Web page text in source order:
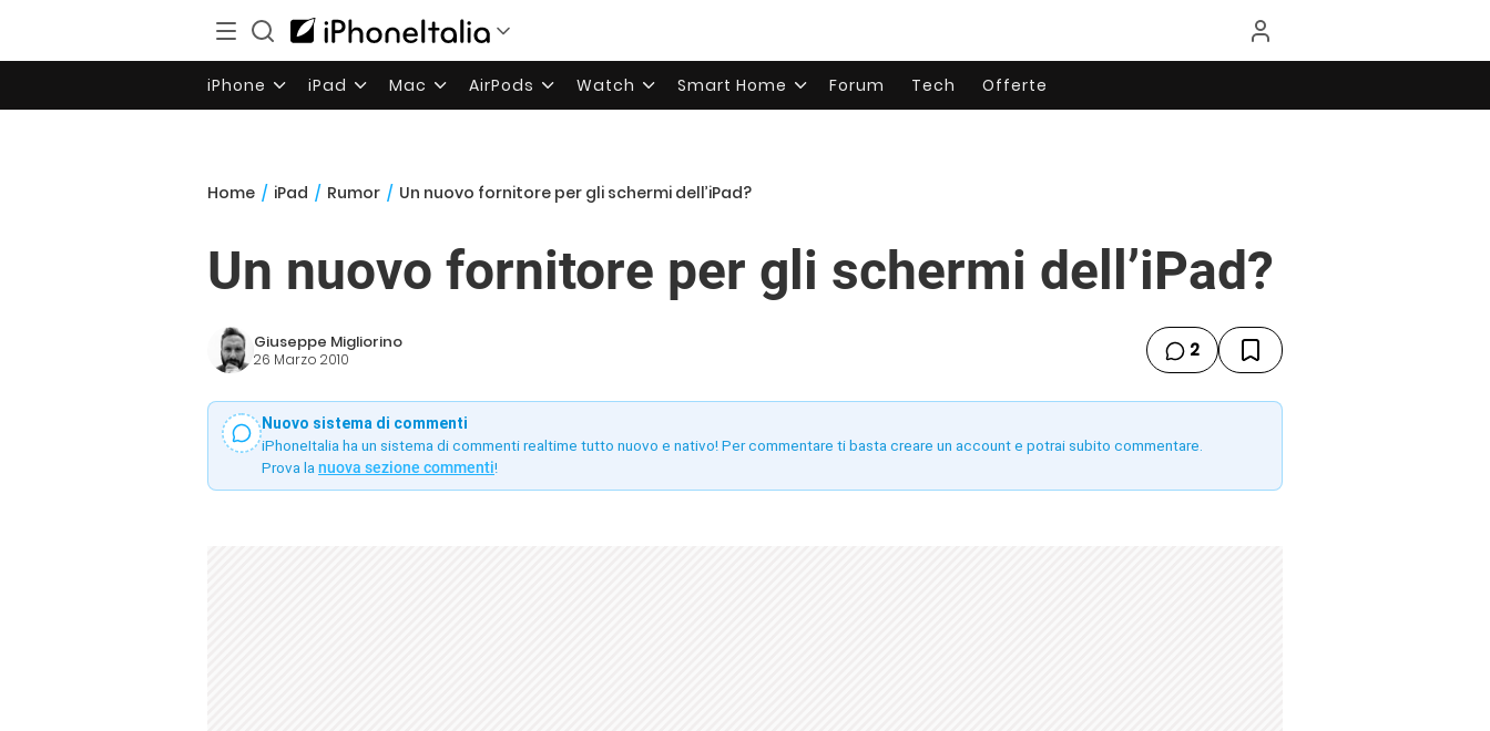
iPhone iPad Mac AirPods Watch Smart Home Forum Tech Offerte
Home / iPad / Rumor / Un nuovo fornitore per gli schermi dell’iPad?
Un nuovo fornitore per gli schermi dell’iPad?
Giuseppe Migliorino
26 Marzo 2010 2
Nuovo sistema di commenti
iPhoneItalia ha un sistema di commenti realtime tutto nuovo e nativo! Per commentare ti basta creare un account e potrai subito commentare.
Prova la nuova sezione commenti!